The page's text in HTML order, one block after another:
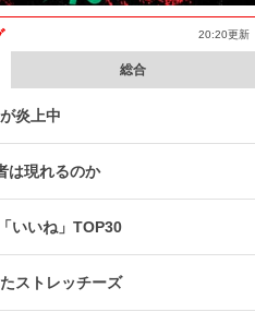
20:20更新
総合
炎上中
は現れるのか
いいね」TOP30
ストレッチーズ